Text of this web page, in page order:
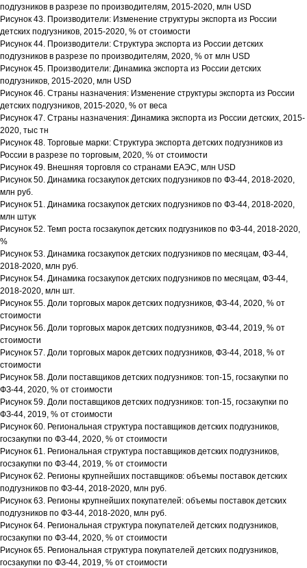
подгузников в разрезе по производителям, 2015-2020, млн USD
Рисунок 43. Производители: Изменение структуры экспорта из России
детских подгузников, 2015-2020, % от стоимости
Рисунок 44. Производители: Структура экспорта из России детских
подгузников в разрезе по производителям, 2020, % от млн USD
Рисунок 45. Производители: Динамика экспорта из России детских
подгузников, 2015-2020, млн USD
Рисунок 46. Страны назначения: Изменение структуры экспорта из России
детских подгузников, 2015-2020, % от веса
Рисунок 47. Страны назначения: Динамика экспорта из России детских, 2015-
2020, тыс тн
Рисунок 48. Торговые марки: Структура экспорта детских подгузников из
России в разрезе по торговым, 2020, % от стоимости
Рисунок 49. Внешняя торговля со странами ЕАЭС, млн USD
Рисунок 50. Динамика госзакупок детских подгузников по ФЗ-44, 2018-2020,
млн руб.
Рисунок 51. Динамика госзакупок детских подгузников по ФЗ-44, 2018-2020,
млн штук
Рисунок 52. Темп роста госзакупок детских подгузников по ФЗ-44, 2018-2020,
%
Рисунок 53. Динамика госзакупок детских подгузников по месяцам, ФЗ-44,
2018-2020, млн руб.
Рисунок 54. Динамика госзакупок детских подгузников по месяцам, ФЗ-44,
2018-2020, млн шт.
Рисунок 55. Доли торговых марок детских подгузников, ФЗ-44, 2020, % от
стоимости
Рисунок 56. Доли торговых марок детских подгузников, ФЗ-44, 2019, % от
стоимости
Рисунок 57. Доли торговых марок детских подгузников, ФЗ-44, 2018, % от
стоимости
Рисунок 58. Доли поставщиков детских подгузников: топ-15, госзакупки по
ФЗ-44, 2020, % от стоимости
Рисунок 59. Доли поставщиков детских подгузников: топ-15, госзакупки по
ФЗ-44, 2019, % от стоимости
Рисунок 60. Региональная структура поставщиков детских подгузников,
госзакупки по ФЗ-44, 2020, % от стоимости
Рисунок 61. Региональная структура поставщиков детских подгузников,
госзакупки по ФЗ-44, 2019, % от стоимости
Рисунок 62. Регионы крупнейших поставщиков: объемы поставок детских
подгузников по ФЗ-44, 2018-2020, млн руб.
Рисунок 63. Регионы крупнейших покупателей: объемы поставок детских
подгузников по ФЗ-44, 2018-2020, млн руб.
Рисунок 64. Региональная структура покупателей детских подгузников,
госзакупки по ФЗ-44, 2020, % от стоимости
Рисунок 65. Региональная структура покупателей детских подгузников,
госзакупки по ФЗ-44, 2019, % от стоимости